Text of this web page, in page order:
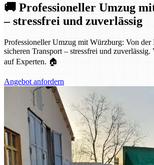
🚚 Professioneller Umzug
– stressfrei und zuverlässig
Professioneller Umzug mit Würzburg: Von der
sicheren Transport – stressfrei und zuverlässig.
auf Experten. 🏠
Angebot anfordern